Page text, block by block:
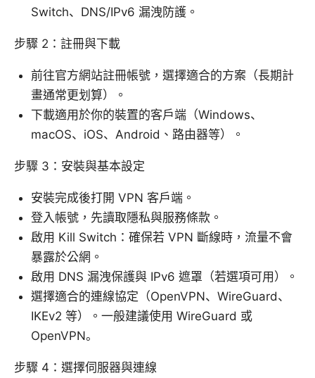
Switch、DNS/IPv6 漏洩防護。
步驟 2：註冊與下載
前往官方網站註冊帳號，選擇適合的方案（長期計
畫通常更划算）。
下載適用於你的裝置的客戶端（Windows、
macOS、iOS、Android、路由器等）。
步驟 3：安裝與基本設定
安裝完成後打開 VPN 客戶端。
登入帳號，先讀取隱私與服務條款。
啟用 Kill Switch：確保若 VPN 斷線時，流量不會
暴露於公網。
啟用 DNS 漏洩保護與 IPv6 遮罩（若選項可用）。
選擇適合的連線協定（OpenVPN、WireGuard、
IKEv2 等）。一般建議使用 WireGuard 或
OpenVPN。
步驟 4：選擇伺服器與連線